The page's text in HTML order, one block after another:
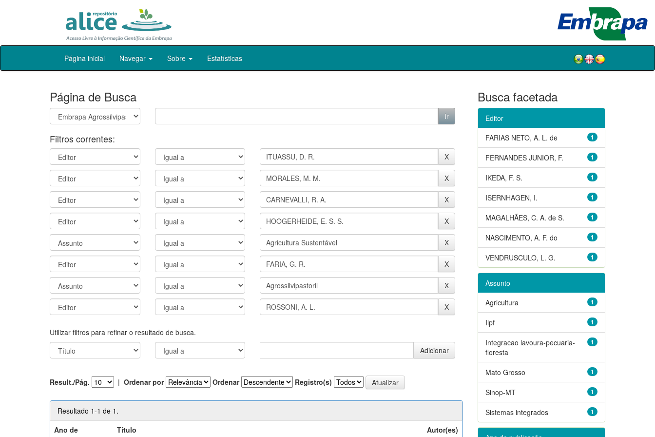
Skip
Página inicial Navegar Sobre Estatísticas
Página de Busca
Filtros correntes:
Utilizar filtros para refinar o resultado de busca.
Result./Pág. | Ordenar por Ordenar Registro(s)
Resultado 1-1 de 1.
Ano de
Título Autor(es)
Busca facetada
Editor
1
FARIAS NETO, A. L. de
1
FERNANDES JUNIOR, F.
1
IKEDA, F. S.
1
ISERNHAGEN, I.
1
MAGALHÃES, C. A. de S.
1
NASCIMENTO, A. F. do
1
VENDRUSCULO, L. G.
Assunto
1
Agricultura
1
Ilpf
1
Integracao lavoura-pecuaria-
floresta
1
Mato Grosso
1
Sinop-MT
1
Sistemas integrados